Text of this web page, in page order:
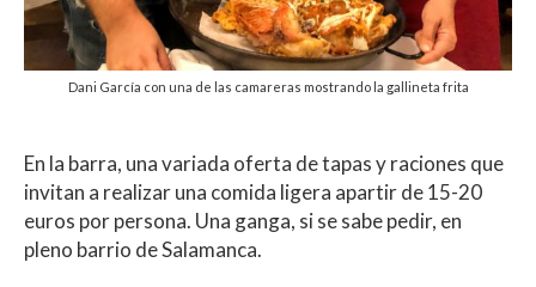
Dani García con una de las camareras mostrando la gallineta frita
En la barra, una variada oferta de tapas y raciones que
invitan a realizar una comida ligera apartir de 15-20
euros por persona. Una ganga, si se sabe pedir, en
pleno barrio de Salamanca.